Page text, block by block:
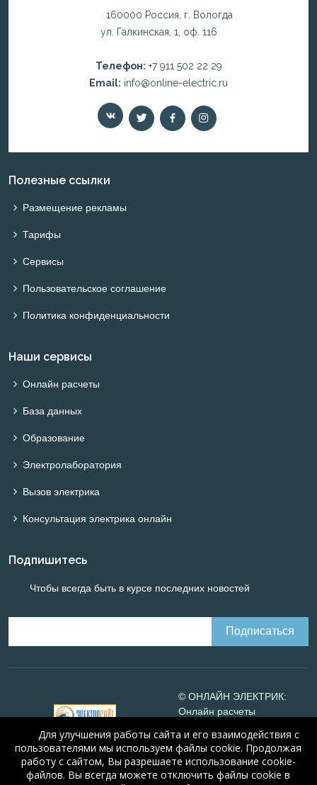
160000 Россия, г. Вологда
ул. Галкинская, 1, оф. 116
Телефон: +7 911 502 22 29
Email: info@online-electric.ru
Полезные ссылки
Размещение рекламы
Тарифы
Сервисы
Пользовательское соглашение
Политика конфиденциальности
Наши сервисы
Онлайн расчеты
База данных
Образование
Электролаборатория
Вызов электрика
Консультация электрика онлайн
Подпишитесь
Чтобы всегда быть в курсе последних новостей
© ОНЛАЙН ЭЛЕКТРИК:
Онлайн расчеты
Online-electric.ru, 2008-
2026
© А.Н. Алюнов, 2008-2026
Для улучшения работы сайта и его взаимодействия с
пользователями мы используем файлы cookie. Продолжая
работу с сайтом, Вы разрешаете использование cookie-
файлов. Вы всегда можете отключить файлы cookie в